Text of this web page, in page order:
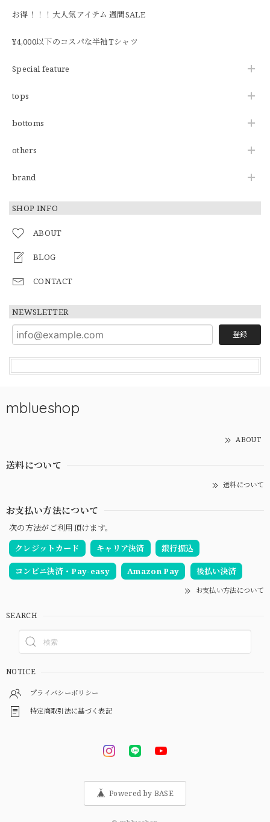
お得！！！大人気アイテム 週間SALE
¥4,000以下のコスパな半袖Tシャツ
Special feature
tops
bottoms
others
brand
SHOP INFO
ABOUT
BLOG
CONTACT
NEWSLETTER
登録
mblueshop
ABOUT
送料について
送料について
お支払い方法について
次の方法がご利用頂けます。
クレジットカード
キャリア決済 銀行振込
コンビニ決済・Pay-easy Amazon Pay 後払い決済
お支払い方法について
SEARCH
NOTICE
プライバシーポリシー
特定商取引法に基づく表記
Powered by BASE